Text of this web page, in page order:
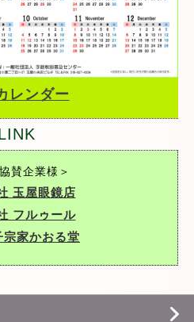
レンダー
賛企業様＞
玉屋眼鏡店
フルゥール
宗家かおる堂